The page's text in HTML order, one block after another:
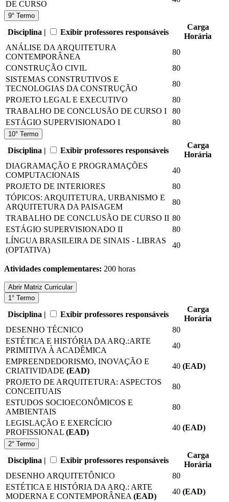
DE CURSO
9° Termo
Disciplina | Exibir professores responsáveis
Carga
Horária
ANÁLISE DA ARQUITETURA
CONTEMPORÂNEA
80
CONSTRUÇÃO CIVIL
80
SISTEMAS CONSTRUTIVOS E
TECNOLOGIAS DA CONSTRUÇÃO
80
PROJETO LEGAL E EXECUTIVO
80
TRABALHO DE CONCLUSÃO DE CURSO I
80
ESTÁGIO SUPERVISIONADO I
80
10° Termo
Disciplina | Exibir professores responsáveis
Carga
Horária
DIAGRAMAÇÃO E PROGRAMAÇÕES
COMPUTACIONAIS
40
PROJETO DE INTERIORES
80
TÓPICOS: ARQUITETURA, URBANISMO E
ARQUITETURA DA PAISAGEM
80
TRABALHO DE CONCLUSÃO DE CURSO II 80
ESTÁGIO SUPERVISIONADO II
80
LÍNGUA BRASILEIRA DE SINAIS - LIBRAS
(OPTATIVA)
40
Atividades complementares: 200 horas
AbrirMatriz Curricular
1° Termo
Disciplina | Exibir professores responsáveis
Carga
Horária
DESENHO TÉCNICO
80
ESTÉTICA E HISTÓRIA DA ARQ.:ARTE
PRIMITIVA À ACADÊMICA
40
EMPREENDEDORISMO, INOVAÇÃO E
CRIATIVIDADE (EAD)
40 (EAD)
PROJETO DE ARQUITETURA: ASPECTOS
CONCEITUAIS
80
ESTUDOS SOCIOECONÔMICOS E
AMBIENTAIS
80
LEGISLAÇÃO E EXERCÍCIO
PROFISSIONAL (EAD)
40 (EAD)
2° Termo
Disciplina | Exibir professores responsáveis
Carga
Horária
DESENHO ARQUITETÔNICO
80
ESTÉTICA E HISTÓRIA DA ARQ.: ARTE
MODERNA E CONTEMPORÂNEA (EAD)
40 (EAD)